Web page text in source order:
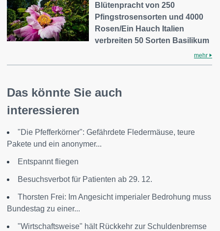
Blütenpracht von 250
Pfingstrosensorten und 4000
Rosen/Ein Hauch Italien
verbreiten 50 Sorten Basilikum
mehr
Das könnte Sie auch
interessieren
"Die Pfefferkörner": Gefährdete Fledermäuse, teure
Pakete und ein anonymer...
Entspannt fliegen
Besuchsverbot für Patienten ab 29. 12.
Thorsten Frei: Im Angesicht imperialer Bedrohung muss
Bundestag zu einer...
"Wirtschaftsweise" hält Rückkehr zur Schuldenbremse